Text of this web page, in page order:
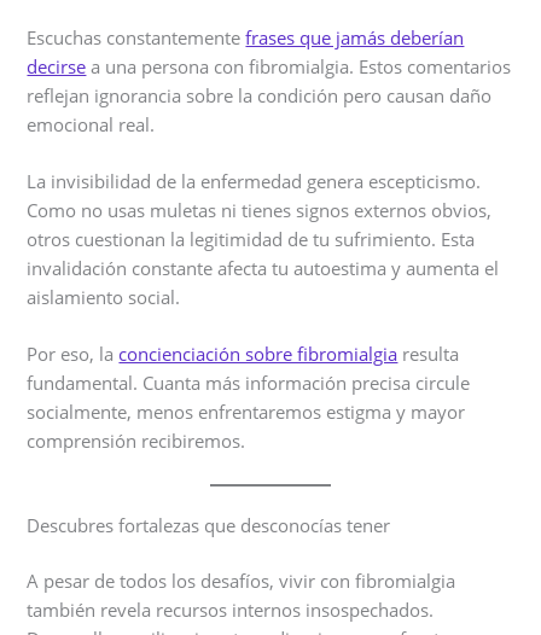
Escuchas constantementefrases que jamás deberían
decirse a una persona con fibromialgia. Estos comentarios
reflejan ignorancia sobre la condición pero causan daño
emocional real.
La invisibilidad de la enfermedad genera escepticismo.
Como no usas muletas ni tienes signos externos obvios,
otros cuestionan la legitimidad de tu sufrimiento. Esta
invalidación constante afecta tu autoestima y aumenta el
aislamiento social.
Por eso, la concienciación sobre fibromialgia resulta
fundamental. Cuanta más información precisa circule
socialmente, menos enfrentaremos estigma y mayor
comprensión recibiremos.
Descubres fortalezas que desconocías tener
A pesar de todos los desafíos, vivir con fibromialgia
también revela recursos internos insospechados.